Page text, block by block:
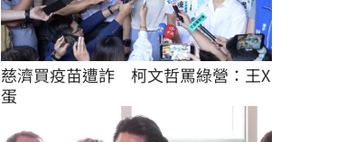
慈濟買疫苗遭詐　柯文哲罵綠營：王X
蛋